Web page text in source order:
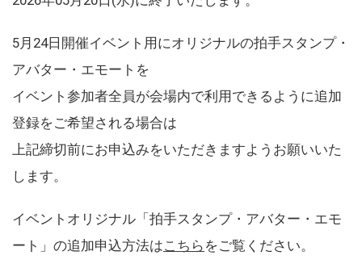
5月24日開催イベント用にオリジナルの拍手スタンプ・
アバター・エモートを
イベント参加者全員が会場内で利用できるように追加
登録をご希望される場合は
上記締切前にお申込みをいただきますようお願いいた
します。
イベントオリジナル「拍手スタンプ・アバター・エモ
ート」の追加申込方法はこちら をご覧ください。